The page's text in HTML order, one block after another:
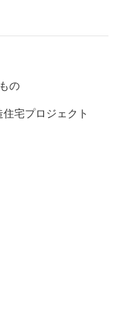
の
宅プロジェクト